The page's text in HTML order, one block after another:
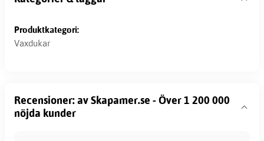
Produktkategori:
Vaxdukar
Recensioner: av Skapamer.se - Över 1 200 000
nöjda kunder